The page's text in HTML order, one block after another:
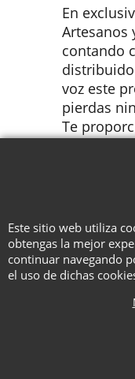
En
Artesanos
contando
voz este
pierdas
Te
To create online
Este sitio web utiliza
obtengas la mejor
continuar navegando
el uso de dichas